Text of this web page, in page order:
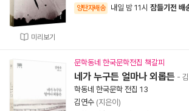
미리보기
양탄자배송 내일 밤 11시 잠들기전 배
문학동네 한국문학전집 책갈피
네가 누구든 얼마나 외롭든 -
학동네 한국문학 전집 13
김연수 (지은이)